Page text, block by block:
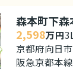
森本町下森
2,598万円
京都府向日